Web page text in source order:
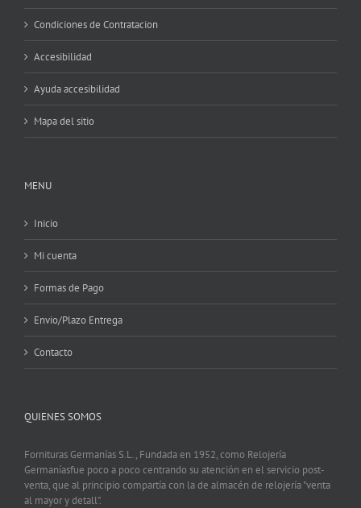
Condiciones de Contratacion
Accesibilidad
Ayuda accesibilidad
Mapa del sitio
MENU
Inicio
Mi cuenta
Formas de Pago
Envio/Plazo Entrega
Contacto
QUIENES SOMOS
Fornituras Germanías S.L., Fundada en 1952, como Relojería
Germaníasfue poco a poco centrando su atención en el servicio post-
venta, que al principio compartía con la de almacén de relojería "venta
al mayor y detall".